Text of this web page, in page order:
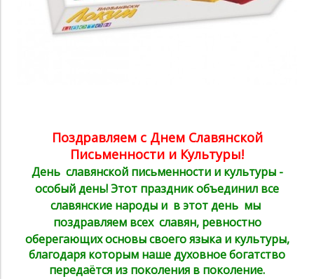
Поздравляем с Днем Славянской
Письменности и Культуры!
День славянской письменности и культуры -
особый день! Этот праздник объединил все
славянские народы и в этот день мы
поздравляем всех славян, ревностно
оберегающих основы своего языка и культуры,
благодаря которым наше духовное богатство
передаётся из поколения в поколение.